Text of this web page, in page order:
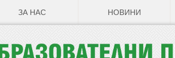
ЗА НАС НОВИНИ